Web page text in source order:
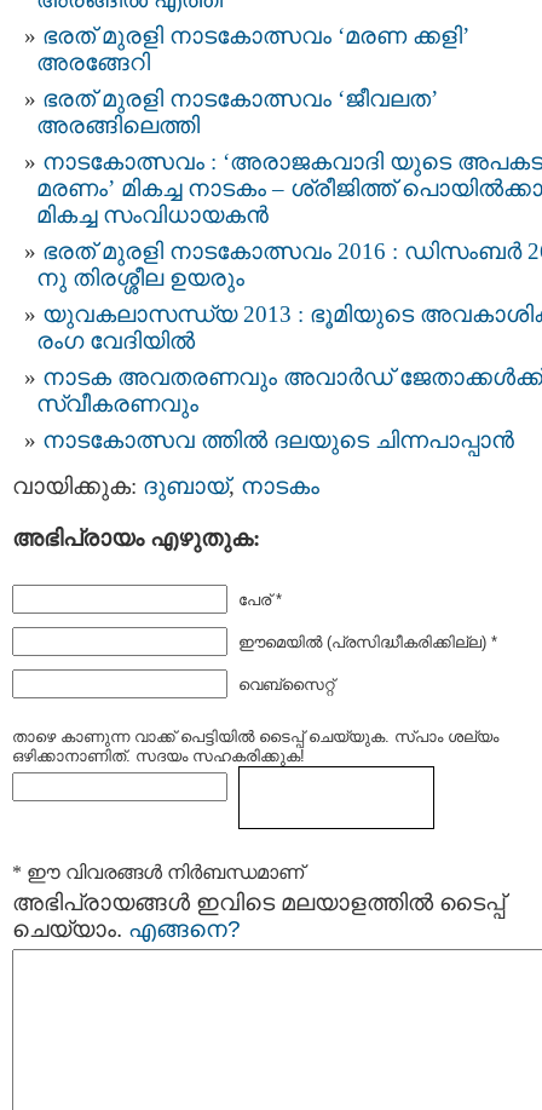
ഭരത് മുരളി നാടകോത്സവം ‘മരണ ക്കളി’
അരങ്ങേറി
ഭരത് മുരളി നാടകോത്സവം ‘ജീവലത’
അരങ്ങിലെത്തി
നാടകോത്സവം : ‘അരാജകവാദി യുടെ അപകട
മരണം’ മികച്ച നാടകം – ശ്രീജിത്ത്
മികച്ച സംവിധായകന്‍
ഭരത് മുരളി നാടകോത്സവം 2016 : ഡിസംബർ
നു തിരശ്ശീല ഉയരും
യുവകലാസന്ധ്യ 2013 : ഭൂമിയുടെ
രംഗ വേദിയില്‍
നാടക അവതരണവും അവാര്‍ഡ്‌ ജേതാക്കള്‍ക്ക്
സ്വീകരണവും
നാടകോത്സവ ത്തില്‍ ദലയുടെ ചിന്നപാപ്പാന്‍
വായിക്കുക: ദുബായ്‌, നാടകം
അഭിപ്രായം എഴുതുക:
പേര് *
ഈമെയില്‍ (പ്രസിദ്ധീകരിക്കില്ല) *
വെബ്സൈറ്റ്
താഴെ കാണുന്ന വാക്ക് പെട്ടിയില്‍ ടൈപ്പ്‌ ചെയ്യുക. സ്പാം ശല്യം
ഒഴിക്കാനാണിത്. സദയം സഹകരിക്കുക!
* ഈ വിവരങ്ങള്‍ നിര്‍ബന്ധമാണ്
അഭിപ്രായങ്ങള്‍ ഇവിടെ മലയാളത്തില്‍ ടൈപ്പ്
ചെയ്യാം. എങ്ങനെ?